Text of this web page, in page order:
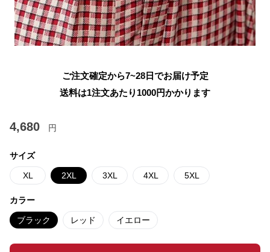
ご注文確定から7~28日でお届け予定
送料は1注文あたり 1000円かかります
4,680 円
サイズ
XL 2XL 3XL 4XL 5XL
カラー
ブラック レッド イエロー